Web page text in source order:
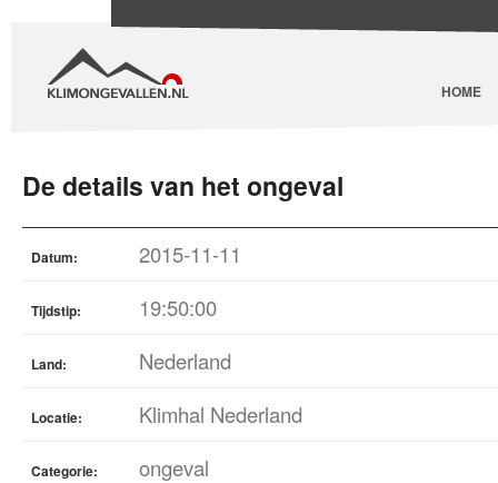
HOME
De details van het ongeval
Datum: 2015-11-11
Tijdstip: 19:50:00
Land: Nederland
Locatie: Klimhal Nederland
Categorie: ongeval